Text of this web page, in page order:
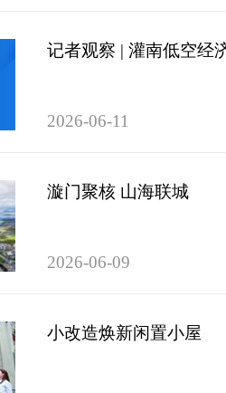
记者观察 | 灌南低空经
2026-06-11
漩门聚核 山海联城
2026-06-09
小改造焕新闲置小屋